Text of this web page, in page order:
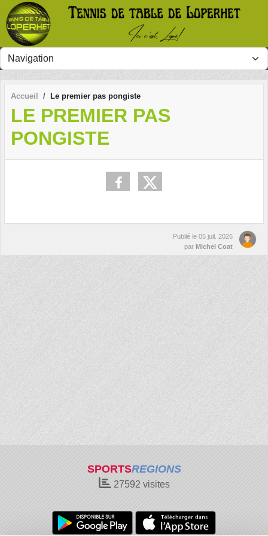
Accueil Le premier pas pongiste
LE PREMIER PAS
PONGISTE
Publié le 05 juil. 2026
par Michel Coat
SPORTSREGIONS
27592 visites
Panneau de gestion des cookies